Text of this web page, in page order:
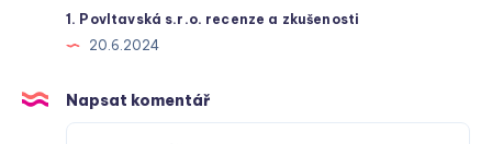
1. Povltavská s.r.o. recenze a zkušenosti
20.6.2024
Napsat komentář